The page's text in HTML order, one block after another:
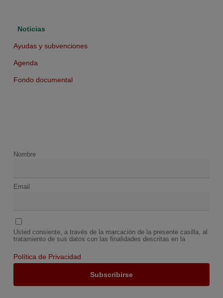
Noticias
Ayudas y subvenciones
Agenda
Fondo documental
Nombre
Email
Usted consiente, a través de la marcación de la presente casilla, al
tratamiento de sus datos con las finalidades descritas en la
Política de Privacidad